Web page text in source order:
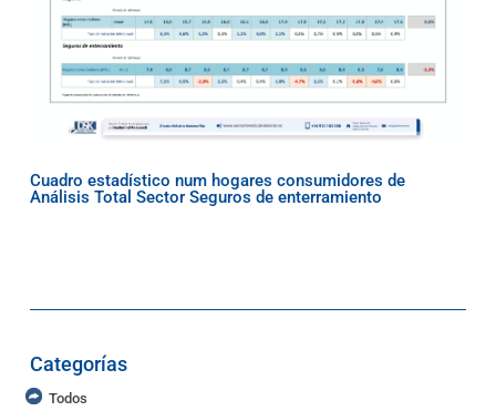
Cuadro estadístico num hogares consumidores de
Análisis Total Sector Seguros de enterramiento
Categorías
Todos